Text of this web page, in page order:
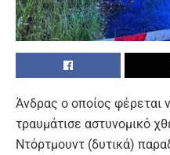
Άνδρας ο οποίος φέρεται
τραυμάτισε αστυνομικό
Ντόρτμουντ (δυτικά)